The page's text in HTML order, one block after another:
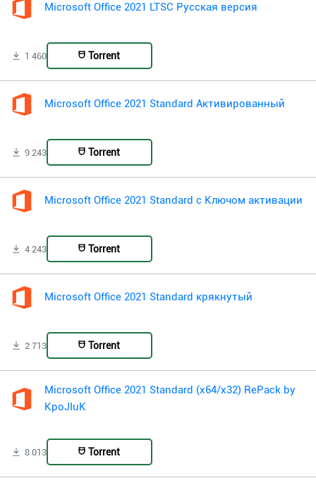
Microsoft Office 2021 LTSC Русская версия
1 460 Torrent
Microsoft Office 2021 Standard Активированный
9 243 Torrent
Microsoft Office 2021 Standard с Ключом активации
4 243 Torrent
Microsoft Office 2021 Standard крякнутый
2 713 Torrent
Microsoft Office 2021 Standard (x64/x32) RePack by
KpoJIuK
8 013 Torrent